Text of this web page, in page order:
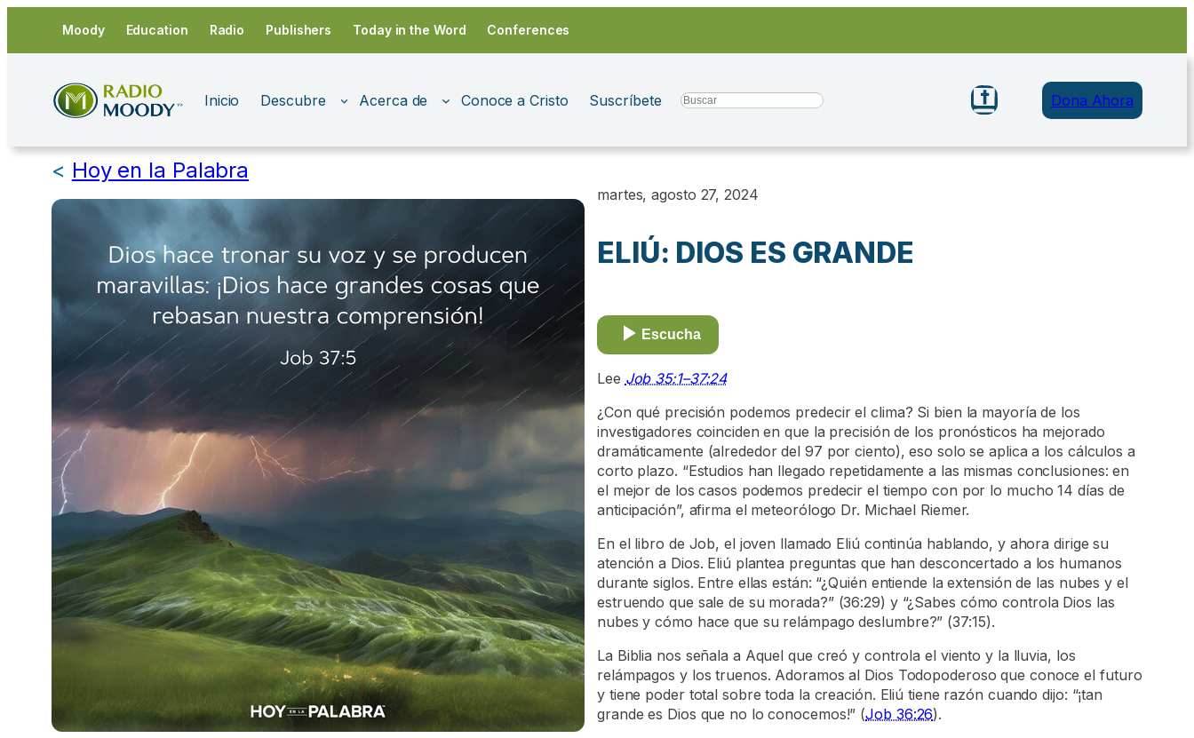
contenido
Moody Education Radio Publishers Today in the Word Conferences
Inicio Descubre Acerca de Conoce a Cristo Suscríbete Search Dona Ahora
< Hoy en la Palabra
martes, agosto 27, 2024
ELIÚ: DIOS ES GRANDE
Escucha
Lee Job 35:1–37:24
¿Con qué precisión podemos predecir el clima? Si bien la mayoría de los
investigadores coinciden en que la precisión de los pronósticos ha mejorado
dramáticamente (alrededor del 97 por ciento), eso solo se aplica a los cálculos a
corto plazo. “Estudios han llegado repetidamente a las mismas conclusiones: en
el mejor de los casos podemos predecir el tiempo con por lo mucho 14 días de
anticipación”, afirma el meteorólogo Dr. Michael Riemer.
En el libro de Job, el joven llamado Eliú continúa hablando, y ahora dirige su
atención a Dios. Eliú plantea preguntas que han desconcertado a los humanos
durante siglos. Entre ellas están: “¿Quién entiende la extensión de las nubes y el
estruendo que sale de su morada?” (36:29) y “¿Sabes cómo controla Dios las
nubes y cómo hace que su relámpago deslumbre?” (37:15).
La Biblia nos señala a Aquel que creó y controla el viento y la lluvia, los
relámpagos y los truenos. Adoramos al Dios Todopoderoso que conoce el futuro
y tiene poder total sobre toda la creación. Eliú tiene razón cuando dijo: “¡tan
grande es Dios que no lo conocemos!” (Job 36:26).